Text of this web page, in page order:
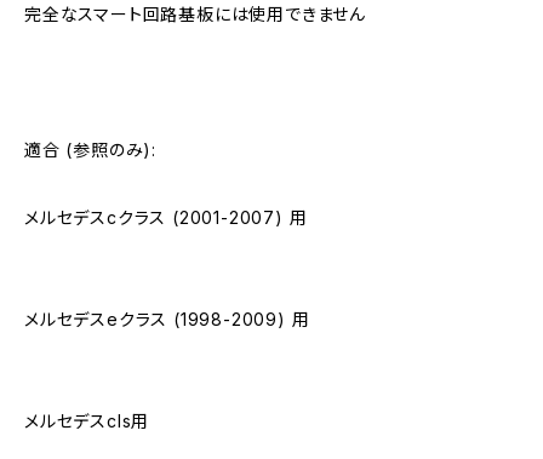
完全なスマート回路基板には使用できません
適合 (参照のみ):
メルセデスcクラス (2001-2007) 用
メルセデスeクラス (1998-2009) 用
メルセデスcls用